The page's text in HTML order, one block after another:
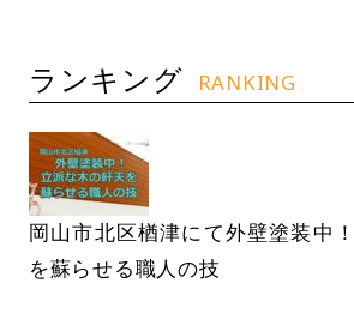
ランキング RANKING
岡山市北区楢津にて外壁塗装中
を蘇らせる職人の技